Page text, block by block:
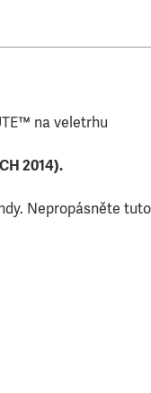
™ na veletrhu
2014).
Nepropásněte